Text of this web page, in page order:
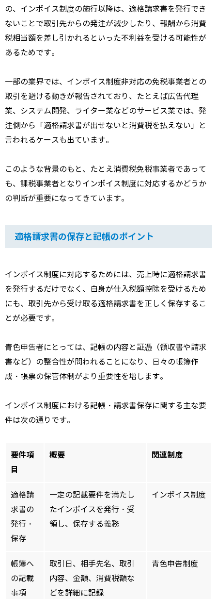
の、インボイス制度の施行以降は、適格請求書を発行でき
ないことで取引先からの発注が減少したり、報酬から消費
税相当額を差し引かれるといった不利益を受ける可能性が
あるためです。
一部の業界では、インボイス制度非対応の免税事業者との
取引を避ける動きが報告されており、たとえば広告代理
業、システム開発、ライター業などのサービス業では、発
注側から「適格請求書が出せないと消費税を払えない」と
言われるケースも出ています。
このような背景のもと、たとえ消費税免税事業者であって
も、課税事業者となりインボイス制度に対応するかどうか
の判断が重要になってきています。
適格請求書の保存と記帳のポイント
インボイス制度に対応するためには、売上時に適格請求書
を発行するだけでなく、自身が仕入税額控除を受けるため
にも、取引先から受け取る適格請求書を正しく保存するこ
とが必要です。
青色申告者にとっては、記帳の内容と証憑（領収書や請求
書など）の整合性が問われることになり、日々の帳簿作
成・帳票の保管体制がより重要性を増します。
インボイス制度における記帳・請求書保存に関する主な要
件は次の通りです。
要件項
目
概要 関連制度
適格請
求書の
発行・
保存
一定の記載要件を満たし
たインボイスを発行・受
領し、保存する義務
インボイス制度
帳簿へ
の記載
事項
取引日、相手先名、取引
内容、金額、消費税額な
どを詳細に記録
青色申告制度